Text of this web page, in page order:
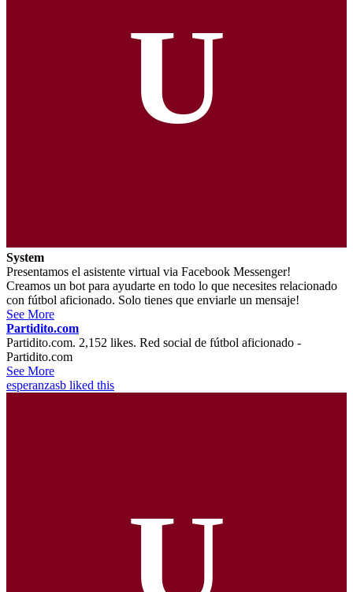
U
System
Presentamos el asistente virtual via Facebook Messenger!
Creamos un bot para ayudarte en todo lo que necesites relacionado
con fútbol aficionado. Solo tienes que enviarle un mensaje!
See More
Partidito.com
Partidito.com. 2,152 likes. Red social de fútbol aficionado -
Partidito.com
See More
esperanzasb liked this